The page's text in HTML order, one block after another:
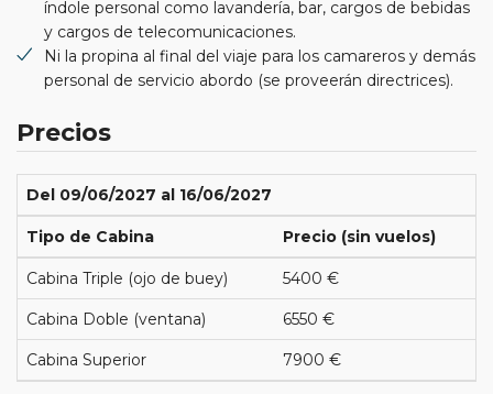
índole personal como lavandería, bar, cargos de bebidas
y cargos de telecomunicaciones.
Ni la propina al final del viaje para los camareros y demás
personal de servicio abordo (se proveerán directrices).
Precios
Del 09/06/2027 al 16/06/2027
Tipo de Cabina Precio (sin vuelos)
Cabina Triple (ojo de buey) 5400 €
Cabina Doble (ventana) 6550 €
Cabina Superior 7900 €